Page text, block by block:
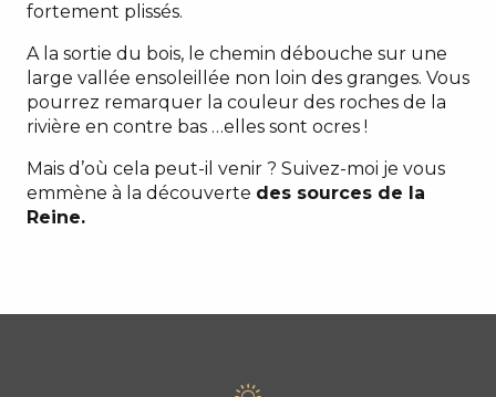
fortement plissés.
A la sortie du bois, le chemin débouche sur une
large vallée ensoleillée non loin des granges. Vous
pourrez remarquer la couleur des roches de la
rivière en contre bas …elles sont ocres !
Mais d’où cela peut-il venir ? Suivez-moi je vous
emmène à la découverte des sources de la
Reine.